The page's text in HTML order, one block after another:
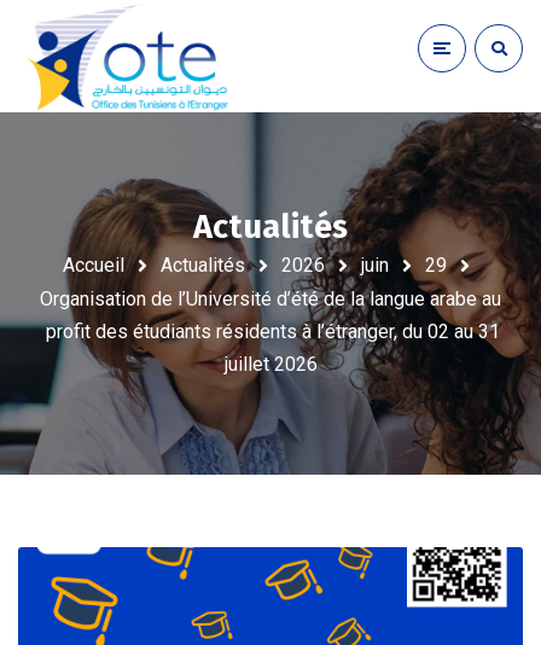
Actualités
Accueil Actualités 2026 juin
29
Organisation de l’Université d’été de la langue arabe au
profit des étudiants résidents à l’étranger, du 02 au 31
juillet 2026